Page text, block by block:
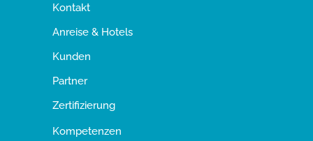
Kontakt
Anreise & Hotels
Kunden
Partner
Zertifizierung
Kompetenzen